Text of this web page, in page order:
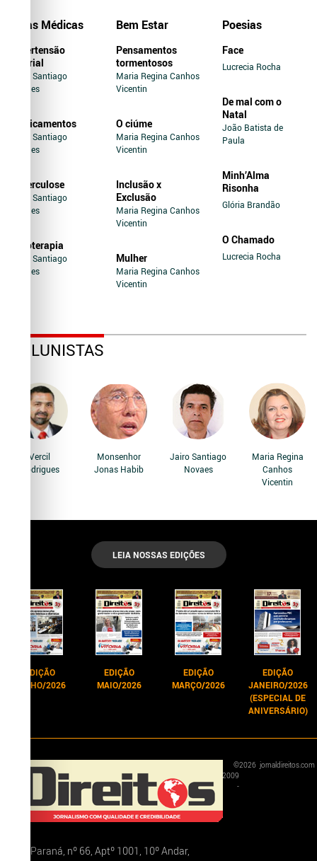
Dicas Médicas
Hipertensão
Arterial
Jairo Santiago
Novaes
Medicamentos
Jairo Santiago
Novaes
Tuberculose
Jairo Santiago
Novaes
Soroterapia
Jairo Santiago
Novaes
Bem Estar
Pensamentos
tormentosos
Maria Regina Canhos
Vicentin
O ciúme
Maria Regina Canhos
Vicentin
Inclusão x
Exclusão
Maria Regina Canhos
Vicentin
Mulher
Maria Regina Canhos
Vicentin
Poesias
Face
Lucrecia Rocha
De mal com o
Natal
João Batista de
Paula
Minh’Alma
Risonha
Glória Brandão
O Chamado
Lucrecia Rocha
COLUNISTAS
Vercil
Rodrigues
Monsenhor
Jonas Habib
Jairo Santiago
Novaes
Maria Regina
Canhos
Vicentin
LEIA NOSSAS EDIÇÕES
EDIÇÃO
JUNHO/2026
EDIÇÃO
MAIO/2026
EDIÇÃO
MARÇO/2026
EDIÇÃO
JANEIRO/2026
(ESPECIAL DE
ANIVERSÁRIO)
Rua Paraná, nº 66, Aptº 1001, 10º Andar,
©
2009
-
2026 jornaldireitos.com